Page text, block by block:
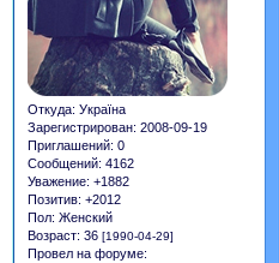
Откуда: Україна
Зарегистрирован: 2008-09-19
Приглашений: 0
Сообщений: 4162
Уважение: +1882
Позитив: +2012
Пол: Женский
Возраст: 36 [1990-04-29]
Провел на форуме: